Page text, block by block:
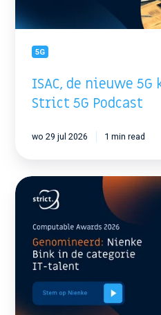
5G
5G
ISAC, de nieuwe
Strict 5G Podcast
wo 29 jul 2026 1 min read
Nienke
Bink
genomineerd
voor
Computable
Awards
2026